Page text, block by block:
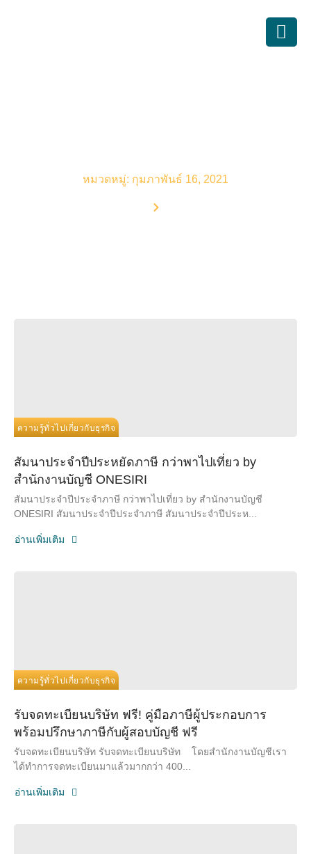
หมวดหมู่: กุมภาพันธ์ 16, 2021
ความรู้ทั่วไปเกี่ยวกับธุรกิจ
สัมนาประจำปีประหยัดภาษี กว่าพาไปเที่ยว by
สำนักงานบัญชี ONESIRI
สัมนาประจำปีประจำภาษี กว่าพาไปเที่ยว by สำนักงานบัญชี
ONESIRI สัมนาประจำปีประจำภาษี สัมนาประจำปีประห...
อ่านเพิ่มเติม
ความรู้ทั่วไปเกี่ยวกับธุรกิจ
รับจดทะเบียนบริษัท ฟรี! คู่มือภาษีผู้ประกอบการ
พร้อมปรึกษาภาษีกับผู้สอบบัญชี ฟรี
รับจดทะเบียนบริษัท รับจดทะเบียนบริษัท โดยสำนักงานบัญชีเรา
ได้ทำการจดทะเบียนมาแล้วมากกว่า 400...
อ่านเพิ่มเติม